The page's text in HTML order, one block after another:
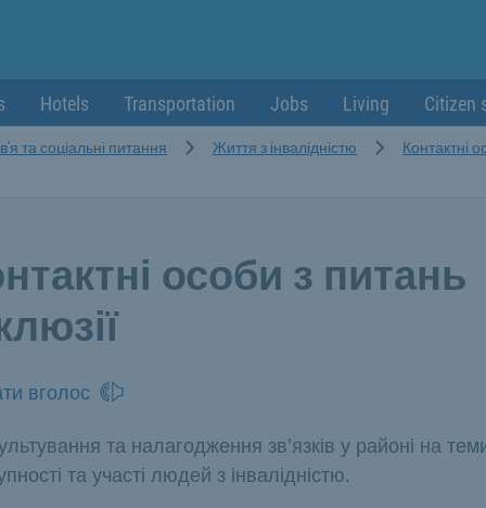
Hotels Transportation Jobs Living Citizen
та соціальні питання Життя з інвалідністю
Контактні
особи з питань
вголос
та налагодження зв'язків у районі на
та участі людей з інвалідністю.